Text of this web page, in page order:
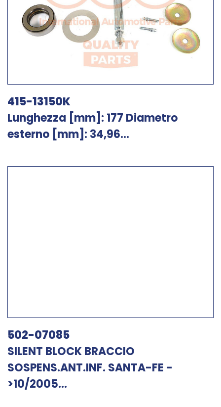
415-13150K
Lunghezza [mm]: 177 Diametro
esterno [mm]: 34,96...
502-07085
SILENT BLOCK BRACCIO
SOSPENS.ANT.INF. SANTA-FE -
>10/2005...